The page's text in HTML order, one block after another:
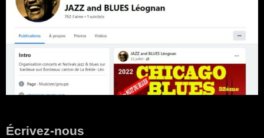
Écrivez-nous